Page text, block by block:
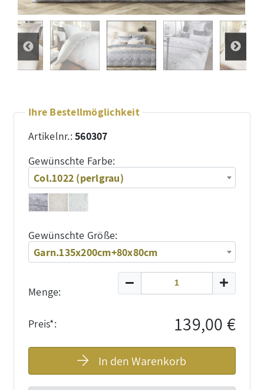
Ihre Bestellmöglichkeit
Artikelnr.: 560307
Gewünschte Farbe:
Col.1022 (perlgrau)
Gewünschte Größe:
Garn.135x200cm+80x80cm
Menge:
Preis*: 139,00 €
In den Warenkorb